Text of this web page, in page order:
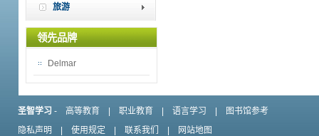
旅游
领先品牌
Delmar
圣智学习 - 高等教育 职业教育 语言学习
图书馆参考
隐私声明
使用规定 联系我们 网站地图